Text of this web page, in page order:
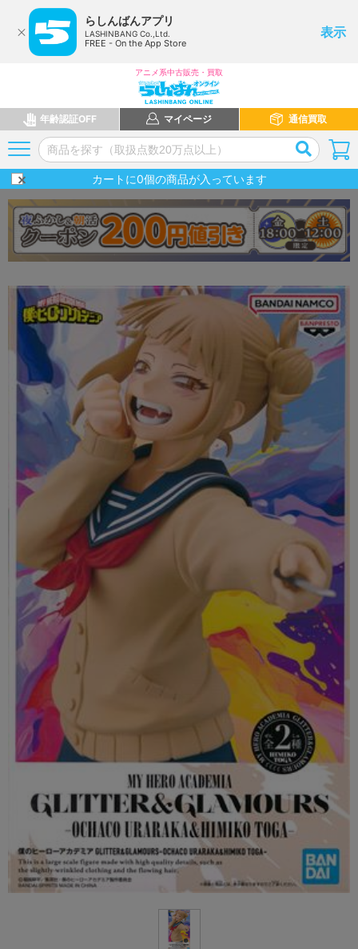
らしんばんアプリ
LASHINBANG Co.,Ltd.
FREE - On the App Store
表示
アニメ系中古販売・買取
年齢認証OFF マイページ 通信買取
カートに0個の商品が入っています